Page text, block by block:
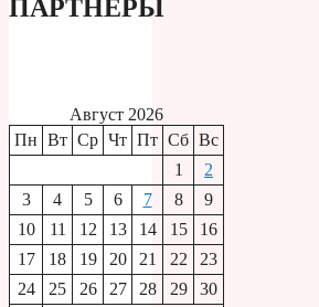
ПАРТНЕРЫ
Август 2026
Пн Вт Ср Чт Пт Сб Вс
1
2
3
4 5 6 7 8
9
10
11 12 13 14 15
16
17
18 19 20 21 22
23
24
25 26 27 28 29
30